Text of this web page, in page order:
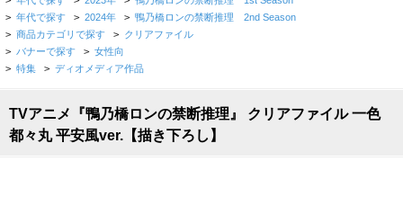
> 年代で探す > 2024年 > 鴨乃橋ロンの禁断推理 2nd Season
> 商品カテゴリで探す > クリアファイル
> バナーで探す > 女性向
> 特集 > ディオメディア作品
TVアニメ『鴨乃橋ロンの禁断推理』 クリアファイル 一色
都々丸 平安風ver.【描き下ろし】